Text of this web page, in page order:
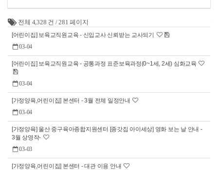
전체 4,328 건 /281 페이지
[어린이집] 보육교직원교육 - 신입교사 신뢰받는 교사되기
03-04
[어린이집] 보육교직원교육 - 공통과정 표준보육과정(0~1세, 2세) 심화교육
03-04
[가정양육,어린이집] 본센터 - 3월 전체 일정안내
03-04
[가정양육] 울산 중구육아종합지원센터 [종갓집 아이세상] 영화 보는 날 안내 -
3월 상영작-
03-03
[가정양육,어린이집] 본센터 - 대관 이용 안내